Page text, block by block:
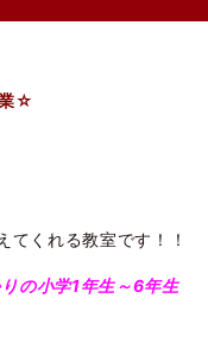
☆
くれる教室です！！
の小学1年生～6年生